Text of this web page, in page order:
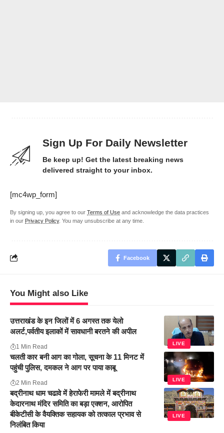
Sign Up For Daily Newsletter
Be keep up! Get the latest breaking news
delivered straight to your inbox.
[mc4wp_form]
By signing up, you agree to our Terms of Use and acknowledge the data practices
in our Privacy Policy. You may unsubscribe at any time.
Facebook
You Might also Like
LIVE
उत्तराखंड के इन जिलों में 6 अगस्त तक येलो
अलर्ट,पर्वतीय इलाकों में सावधानी बरतने की अपील
1 Min Read
LIVE
चलती कार बनी आग का गोला, सूचना के 11 मिनट में
पहुंची पुलिस, दमकल ने आग पर पाया काबू
2 Min Read
LIVE
बद्रीनाथ धाम चढावे में हेराफेरी मामले में बद्रीनाथ
केदारनाथ मंदिर समिति का बड़ा एक्शन, आरोपित
बीकेटीसी के वैयक्तिक सहायक को तत्काल प्रभाव से
निलंबित किया